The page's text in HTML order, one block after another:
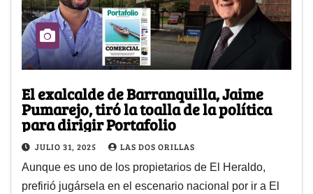
El exalcalde de Barranquilla, Jaime
Pumarejo, tiró la toalla de la política
para dirigir Portafolio
JULIO 31, 2025 LAS DOS ORILLAS
Aunque es uno de los propietarios de El Heraldo,
prefirió jugársela en el escenario nacional por ir a El